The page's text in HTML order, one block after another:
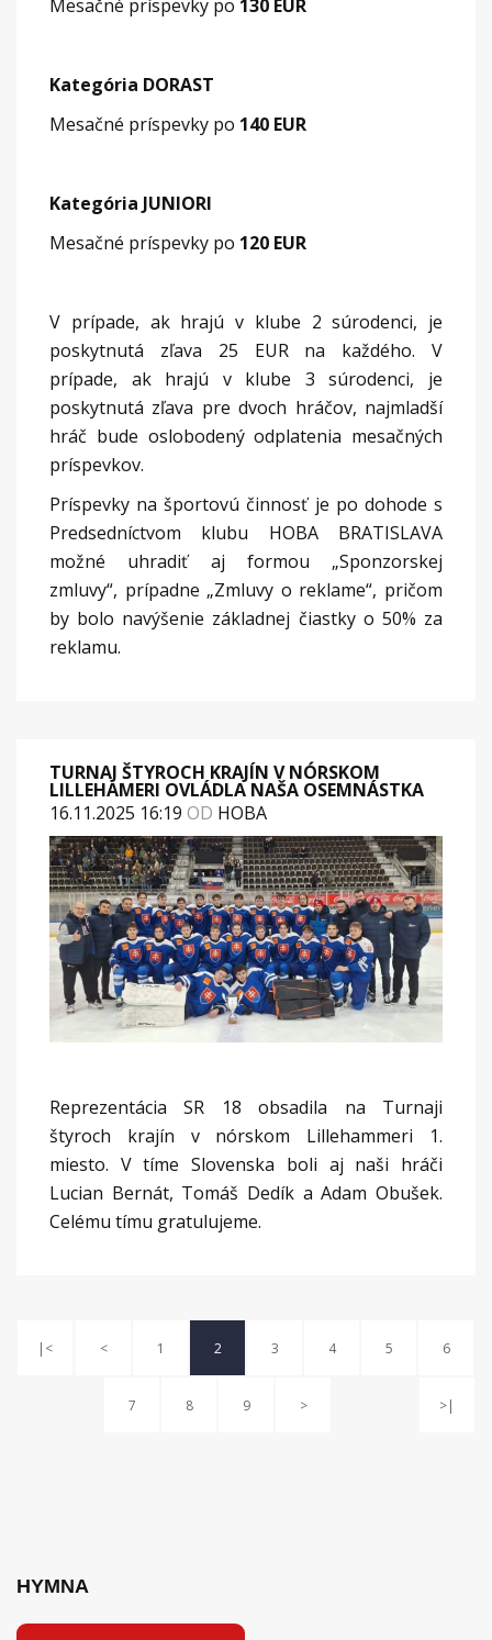
Mesačné príspevky po 130 EUR
Kategória DORAST
Mesačné príspevky po 140 EUR
Kategória JUNIORI
Mesačné príspevky po 120 EUR
V prípade, ak hrajú v klube 2 súrodenci, je
poskytnutá zľava 25 EUR na každého. V
prípade, ak hrajú v klube 3 súrodenci, je
poskytnutá zľava pre dvoch hráčov, najmladší
hráč bude oslobodený odplatenia mesačných
príspevkov.
Príspevky na športovú činnosť je po dohode s
Predsedníctvom klubu HOBA BRATISLAVA
možné uhradiť aj formou „Sponzorskej
zmluvy“, prípadne „Zmluvy o reklame“, pričom
by bolo navýšenie základnej čiastky o 50% za
reklamu.
TURNAJ ŠTYROCH KRAJÍN V NÓRSKOM
LILLEHAMERI OVLÁDLA NAŠA OSEMNÁSTKA
16.11.2025 16:19 OD HOBA
Reprezentácia SR 18 obsadila na Turnaji
štyroch krajín v nórskom Lillehammeri 1.
miesto. V tíme Slovenska boli aj naši hráči
Lucian Bernát, Tomáš Dedík a Adam Obušek.
Celému tímu gratulujeme.
|< < 1 2 3 4 5 6
7 8 9 > >|
HYMNA